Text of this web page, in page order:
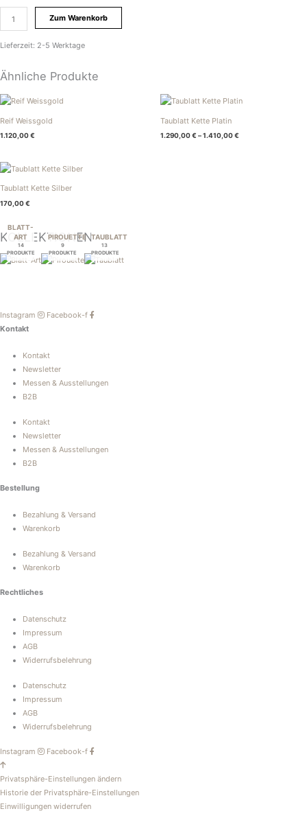
Zum Warenkorb
Lieferzeit: 2-5 Werktage
Ähnliche Produkte
Reif Weissgold
1.120,00€
Taublatt Kette Platin
1.290,00€ –1.410,00€
Taublatt Kette Silber
170,00€
KOLLEKTIONEN
BLATT-
ART
14
PRODUKTE
PIROUETTE
9
PRODUKTE
TAUBLATT
13
PRODUKTE
Instagram
Facebook-f
Kontakt
Kontakt
Newsletter
Messen & Ausstellungen
B2B
Kontakt
Newsletter
Messen & Ausstellungen
B2B
Bestellung
Bezahlung & Versand
Warenkorb
Bezahlung & Versand
Warenkorb
Rechtliches
Datenschutz
Impressum
AGB
Widerrufsbelehrung
Datenschutz
Impressum
AGB
Widerrufsbelehrung
Instagram Facebook-f
Privatsphäre-Einstellungen ändern
Historie der Privatsphäre-Einstellungen
Einwilligungen widerrufen